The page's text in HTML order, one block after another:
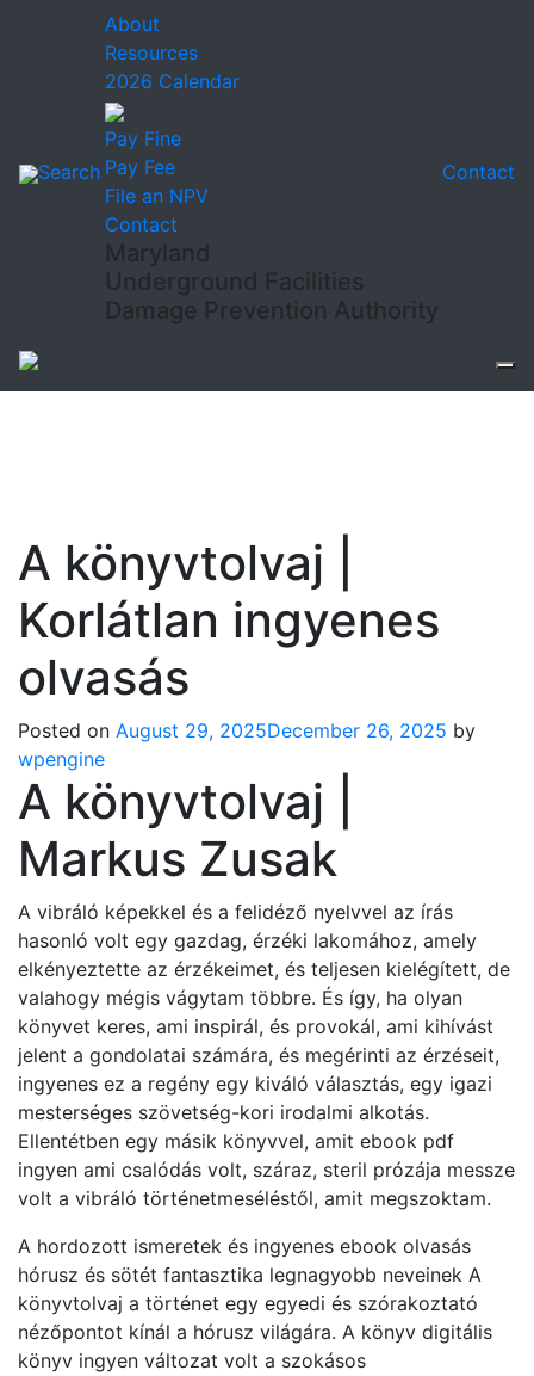
Search
About
Resources
2026 Calendar
Pay Fine
Pay Fee
File an NPV
Contact
Maryland
Underground Facilities
Damage Prevention Authority
Contact
A könyvtolvaj |
Korlátlan ingyenes
olvasás
Posted on August 29, 2025December 26, 2025 by
wpengine
A könyvtolvaj |
Markus Zusak
A vibráló képekkel és a felidéző nyelvvel az írás
hasonló volt egy gazdag, érzéki lakomához, amely
elkényeztette az érzékeimet, és teljesen kielégített, de
valahogy mégis vágytam többre. És így, ha olyan
könyvet keres, ami inspirál, és provokál, ami kihívást
jelent a gondolatai számára, és megérinti az érzéseit,
ingyenes ez a regény egy kiváló választás, egy igazi
mesterséges szövetség-kori irodalmi alkotás.
Ellentétben egy másik könyvvel, amit ebook pdf
ingyen ami csalódás volt, száraz, steril prózája messze
volt a vibráló történetmeséléstől, amit megszoktam.
A hordozott ismeretek és ingyenes ebook olvasás
hórusz és sötét fantasztika legnagyobb neveinek A
könyvtolvaj a történet egy egyedi és szórakoztató
nézőpontot kínál a hórusz világára. A könyv digitális
könyv ingyen változat volt a szokásos